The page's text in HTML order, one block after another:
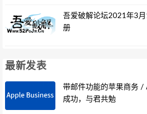
吾爱破解论坛2021年3
册
最新发表
带邮件功能的苹果商务 /
成功，与君共勉